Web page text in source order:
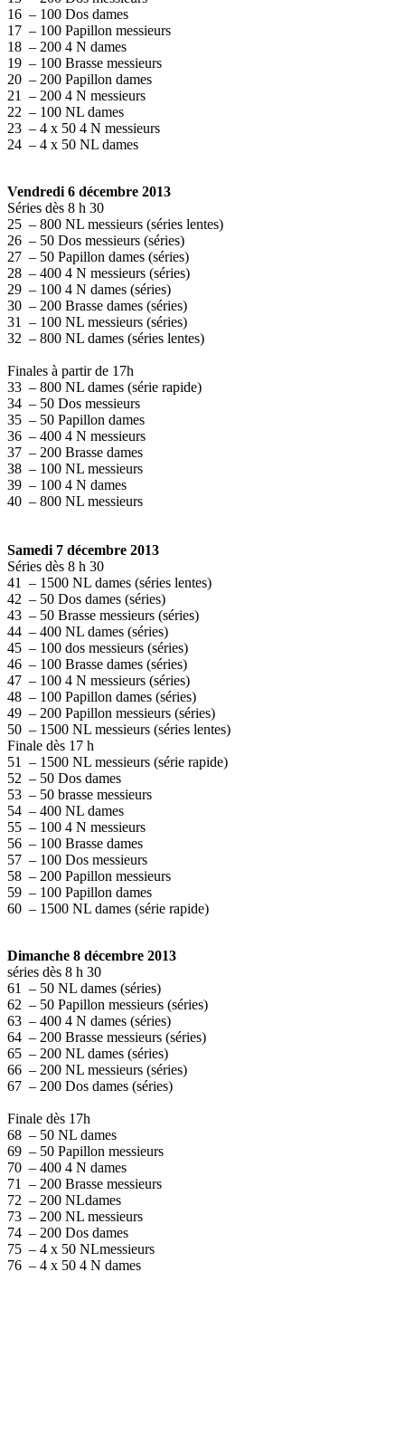
16 – 100 Dos dames
17 – 100 Papillon messieurs
18 – 200 4 N dames
19 – 100 Brasse messieurs
20 – 200 Papillon dames
21 – 200 4 N messieurs
22 – 100 NL dames
23 – 4 x 50 4 N messieurs
24 – 4 x 50 NL dames
Vendredi 6 décembre 2013
Séries dès 8 h 30
25 – 800 NL messieurs (séries lentes)
26 – 50 Dos messieurs (séries)
27 – 50 Papillon dames (séries)
28 – 400 4 N messieurs (séries)
29 – 100 4 N dames (séries)
30 – 200 Brasse dames (séries)
31 – 100 NL messieurs (séries)
32 – 800 NL dames (séries lentes)
Finales à partir de 17h
33 – 800 NL dames (série rapide)
34 – 50 Dos messieurs
35 – 50 Papillon dames
36 – 400 4 N messieurs
37 – 200 Brasse dames
38 – 100 NL messieurs
39 – 100 4 N dames
40 – 800 NL messieurs
Samedi 7 décembre 2013
Séries dès 8 h 30
41 – 1500 NL dames (séries lentes)
42 – 50 Dos dames (séries)
43 – 50 Brasse messieurs (séries)
44 – 400 NL dames (séries)
45 – 100 dos messieurs (séries)
46 – 100 Brasse dames (séries)
47 – 100 4 N messieurs (séries)
48 – 100 Papillon dames (séries)
49 – 200 Papillon messieurs (séries)
50 – 1500 NL messieurs (séries lentes)
Finale dès 17 h
51 – 1500 NL messieurs (série rapide)
52 – 50 Dos dames
53 – 50 brasse messieurs
54 – 400 NL dames
55 – 100 4 N messieurs
56 – 100 Brasse dames
57 – 100 Dos messieurs
58 – 200 Papillon messieurs
59 – 100 Papillon dames
60 – 1500 NL dames (série rapide)
Dimanche 8 décembre 2013
séries dès 8 h 30
61 – 50 NL dames (séries)
62 – 50 Papillon messieurs (séries)
63 – 400 4 N dames (séries)
64 – 200 Brasse messieurs (séries)
65 – 200 NL dames (séries)
66 – 200 NL messieurs (séries)
67 – 200 Dos dames (séries)
Finale dès 17h
68 – 50 NL dames
69 – 50 Papillon messieurs
70 – 400 4 N dames
71 – 200 Brasse messieurs
72 – 200 NLdames
73 – 200 NL messieurs
74 – 200 Dos dames
75 – 4 x 50 NLmessieurs
76 – 4 x 50 4 N dames